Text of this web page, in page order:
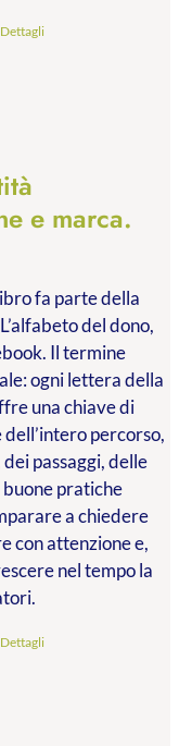
Dettagli
e marca.
fa parte della
del dono,
Il termine
ogni lettera della
una chiave di
percorso,
passaggi, delle
pratiche
a chiedere
con attenzione e,
nel tempo la
Dettagli